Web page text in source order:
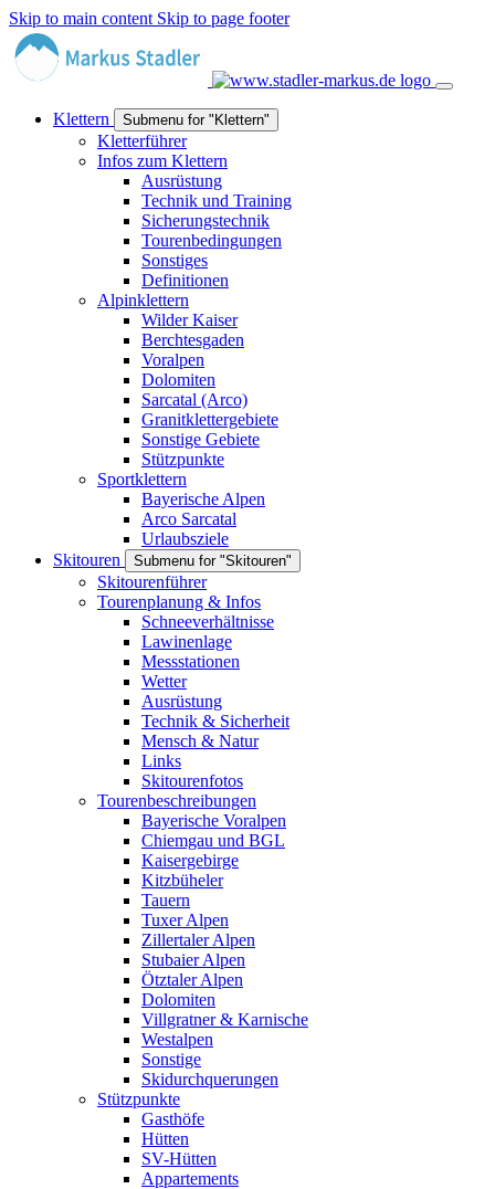
Skip to main content Skip to page footer
Klettern Submenu for "Klettern"
Kletterführer
Infos zum Klettern
Ausrüstung
Technik und Training
Sicherungstechnik
Tourenbedingungen
Sonstiges
Definitionen
Alpinklettern
Wilder Kaiser
Berchtesgaden
Voralpen
Dolomiten
Sarcatal (Arco)
Granitklettergebiete
Sonstige Gebiete
Stützpunkte
Sportklettern
Bayerische Alpen
Arco Sarcatal
Urlaubsziele
Skitouren
Submenu for "Skitouren"
Skitourenführer
Tourenplanung & Infos
Schneeverhältnisse
Lawinenlage
Messstationen
Wetter
Ausrüstung
Technik & Sicherheit
Mensch & Natur
Links
Skitourenfotos
Tourenbeschreibungen
Bayerische Voralpen
Chiemgau und BGL
Kaisergebirge
Kitzbüheler
Tauern
Tuxer Alpen
Zillertaler Alpen
Stubaier Alpen
Ötztaler Alpen
Dolomiten
Villgratner & Karnische
Westalpen
Sonstige
Skidurchquerungen
Stützpunkte
Gasthöfe
Hütten
SV-Hütten
Appartements